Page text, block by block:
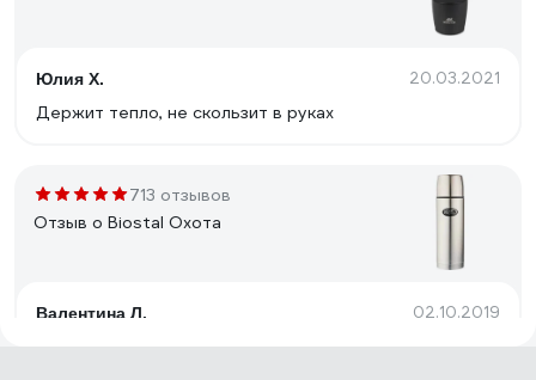
Юлия Х. 20.03.2021
Держит тепло, не скользит в руках
713 отзывов
Отзыв о Biostal Охота
Валентина Л. 02.10.2019
Металл, широкое горло, дизайн